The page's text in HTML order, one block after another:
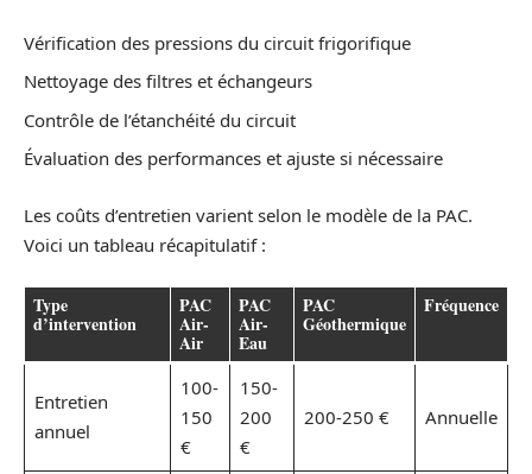
Vérification des pressions du circuit frigorifique
Nettoyage des filtres et échangeurs
Contrôle de l’étanchéité du circuit
Évaluation des performances et ajuste si nécessaire
Les coûts d’entretien varient selon le modèle de la PAC.
Voici un tableau récapitulatif :
Type
d’intervention
PAC
Air-
Air
PAC
Air-
Eau
PAC
Géothermique
Fréquence
Entretien
annuel
100-
150
€
150-
200
€
200-250 € Annuelle